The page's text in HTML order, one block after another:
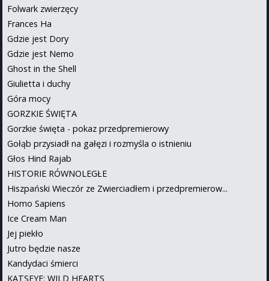
Folwark zwierzęcy
Frances Ha
Gdzie jest Dory
Gdzie jest Nemo
Ghost in the Shell
Giulietta i duchy
Góra mocy
GORZKIE ŚWIĘTA
Gorzkie święta - pokaz przedpremierowy
Gołąb przysiadł na gałęzi i rozmyśla o istnieniu
Głos Hind Rajab
HISTORIE RÓWNOLEGŁE
Hiszpański Wieczór ze Zwierciadłem i przedpremierow...
Homo Sapiens
Ice Cream Man
Jej piekło
Jutro będzie nasze
Kandydaci śmierci
KATSEYE: WILD HEARTS